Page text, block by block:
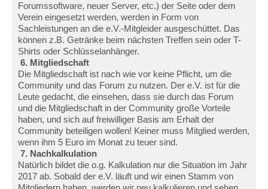
Forumssoftware, neuer Server, etc.) der Seite oder dem
Verein eingesetzt werden, werden in Form von
Sachleistungen an die e.V.-Mitgleider ausgeschüttet. Das
können z.B. Getränke beim nächsten Treffen sein oder T-
Shirts oder Schlüsselanhänger.
6. Mitgliedschaft
Die Mitgliedschaft ist nach wie vor keine Pflicht, um die
Community und das Forum zu nutzen. Der e.V. ist für die
Leute gedacht, die einsehen, dass sie durch das Forum
und die Mitgliedschaft in der Community große Vorteile
haben, und sich auf freiwilliger Basis am Erhalt der
Community beteiligen wollen! Keiner muss Mitglied werden,
wenn ihm 5 Euro im Monat zu teuer sind.
7. Nachkalkulation
Natürlich bildet die o.g. Kalkulation nur die Situation im Jahr
2017 ab. Sobald der e.V. läuft und wir einen Stamm von